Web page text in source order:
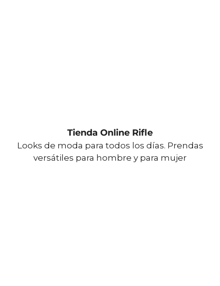
Tienda Online Rifle
Looks de moda para todos los días. Prendas
versátiles para hombre y para mujer